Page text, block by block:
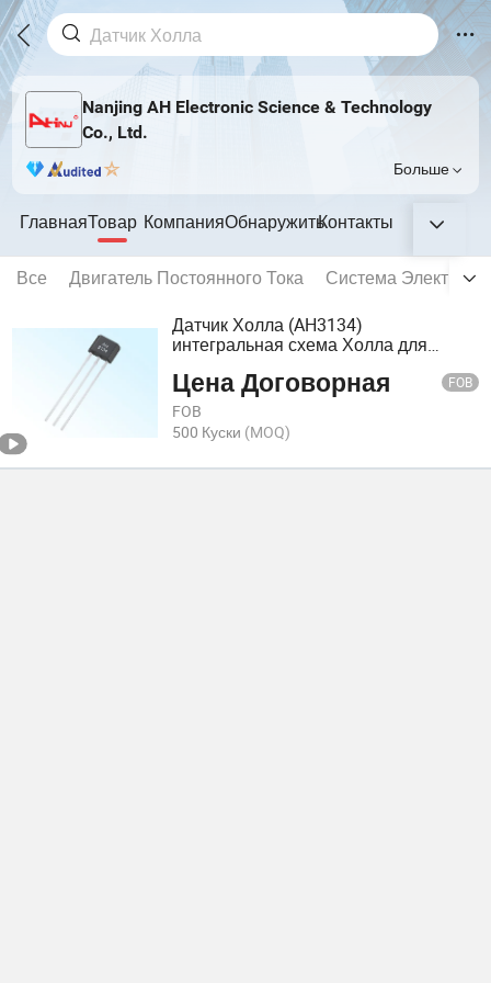
Nanjing AH Electronic Science & Technology
Co., Ltd.
Больше
ГлавнаяТовар КомпанияОбнаружитьКонтакты
Все Двигатель Постоянного Тока
Система
Датчик Холла (AH3134)
интегральная схема Холла для
постоянного тока, бесконтактный
переключатель, обнаружение
скорости и положения
Цена Договорная FOB
FOB
500 Куски (MOQ)